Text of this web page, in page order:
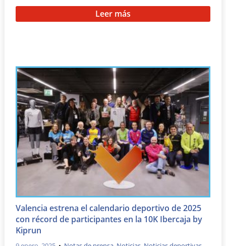
Leer más
Valencia estrena el calendario deportivo de 2025
con récord de participantes en la 10K Ibercaja by
Kiprun